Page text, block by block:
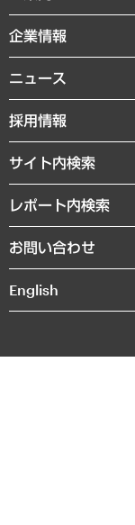
共生・ダイバーシティ
GRC（ガバナンス・リス
経済・産業・雇用・労働
まちづくり・観光・交通
自然資源・農林水産業・
レポート
コラム
経営用語集
受託・受注実績（官公庁
メディア掲載・出演
セミナー・イベント情報
MUFGビジネスセミナー
受託案件情報
企業情報
私たちの想い
社長メッセージ
会社概要
沿革
組織図・本部部室紹介
インドネシア現地法人
個人情報保護方針
反社会的勢力に対する基
ニュース
ニュースリリース
お知らせ
採用情報
サイト内検索
レポート内検索
お問い合わせ
English